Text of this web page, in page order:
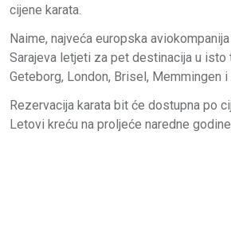
cijene karata.
Naime, najveća europska aviokompanija
Sarajeva letjeti za pet destinacija u isto
Geteborg, London, Brisel, Memmingen i
Rezervacija karata bit će dostupna po
Letovi kreću na proljeće naredne